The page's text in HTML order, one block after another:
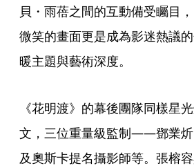
貝・雨蓓之間的互動備受矚目
微笑的畫面更是成為影迷熱議
暖主題與藝術深度。
《花明渡》的幕後團隊同樣星
文，三位重量級監制——鄧業
及奧斯卡提名攝影師等。張榕